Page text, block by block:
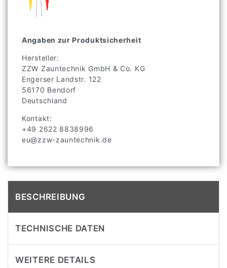
Angaben zur Produktsicherheit
Hersteller:
ZZW Zauntechnik GmbH & Co. KG
Engerser Landstr. 122
56170 Bendorf
Deutschland
Kontakt:
+49 2622 8838996
eu@zzw-zauntechnik.de
BESCHREIBUNG
TECHNISCHE DATEN
WEITERE DETAILS